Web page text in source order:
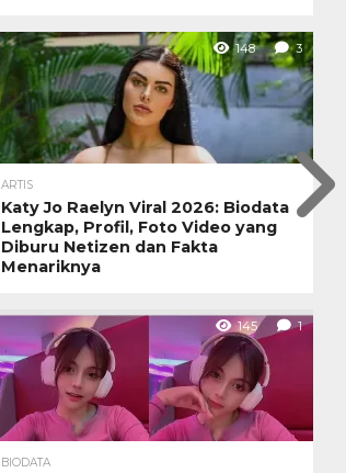
148 3
ARTIS
Katy Jo Raelyn Viral 2026: Biodata
Lengkap, Profil, Foto Video yang
Diburu Netizen dan Fakta
Menariknya
145 1
BIODATA